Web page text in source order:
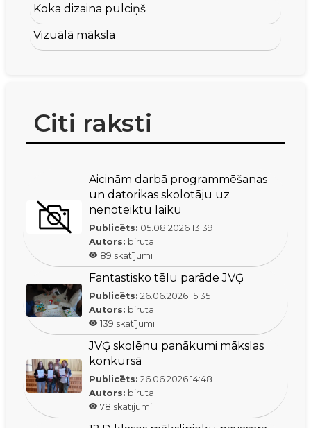
Koka dizaina pulciņš
Vizuālā māksla
Citi raksti
Aicinām darbā programmēšanas
un datorikas skolotāju uz
nenoteiktu laiku
Publicēts: 05.08.2026 13:39
Autors: biruta
89 skatījumi
Fantastisko tēlu parāde JVĢ
Publicēts: 26.06.2026 15:35
Autors: biruta
139 skatījumi
JVĢ skolēnu panākumi mākslas
konkursā
Publicēts: 26.06.2026 14:48
Autors: biruta
78 skatījumi